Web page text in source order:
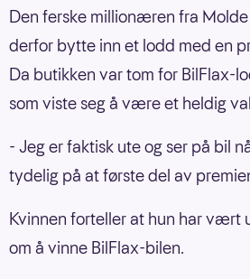
Den ferske millionæren fra
derfor bytte inn et lodd med en
Da butikken var tom for BilFlax-
som viste seg å være et heldig
- Jeg er faktisk ute og ser på bil
tydelig på at første del av
Kvinnen forteller at hun har vært
om å vinne BilFlax-bilen.